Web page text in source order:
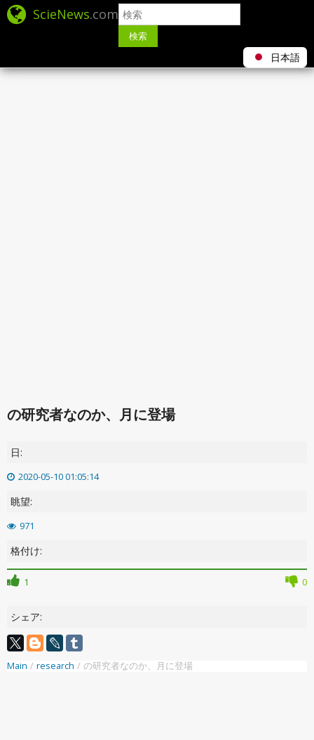
ScieNews.com
検索
日本語
の研究者なのか、月に登場
日:
2020-05-10 01:05:14
眺望:
971
格付け:
1 0
シェア:
Main / research / の研究者なのか、月に登場